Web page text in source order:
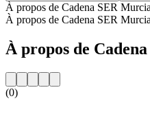
À propos de Cadena SER Murcia
À propos de Cadena SER Murcia
À propos de
(0)